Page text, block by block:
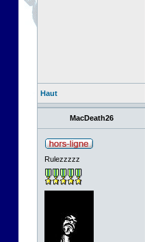
Haut
MacDeath26
Rulezzzzz